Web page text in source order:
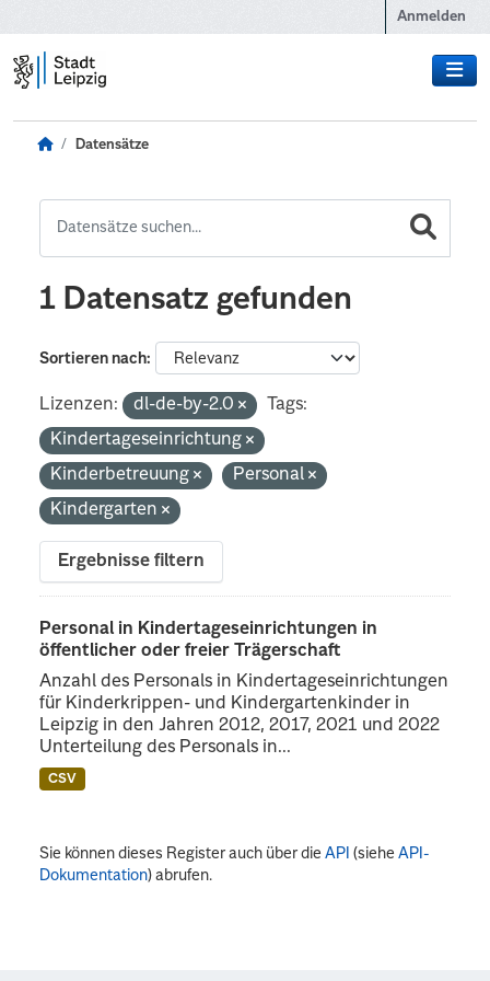
Anmelden
Datensätze
1 Datensatz gefunden
Sortieren nach
Lizenzen: dl-de-by-2.0
Tags:
Kindertageseinrichtung
Kinderbetreuung
Personal
Kindergarten
Ergebnisse filtern
Personal in Kindertageseinrichtungen in
öffentlicher oder freier Trägerschaft
Anzahl des Personals in Kindertageseinrichtungen
für Kinderkrippen- und Kindergartenkinder in
Leipzig in den Jahren 2012, 2017, 2021 und 2022
Unterteilung des Personals in...
CSV
Sie können dieses Register auch über dieAPI (sieheAPI-
Dokumentation) abrufen.